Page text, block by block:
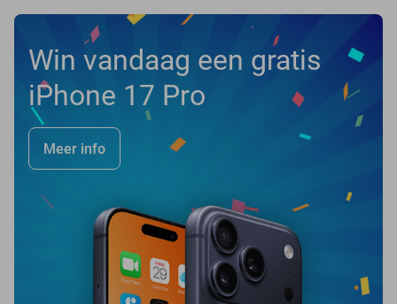
Win vandaag een gratis
iPhone 17 Pro
Meer info